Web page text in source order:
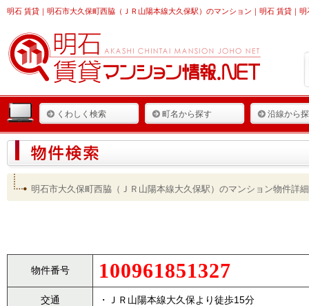
明石 賃貸 ｜明石市大久保町西脇（ＪＲ山陽本線大久保駅）のマンション｜明石 賃貸｜
くわしく検索 町名から探す 沿線から
明石市大久保町西脇（ＪＲ山陽本線大久保駅）のマンション物件詳細
物件番号 100961851327
交通 ・ＪＲ山陽本線大久保より徒歩15分